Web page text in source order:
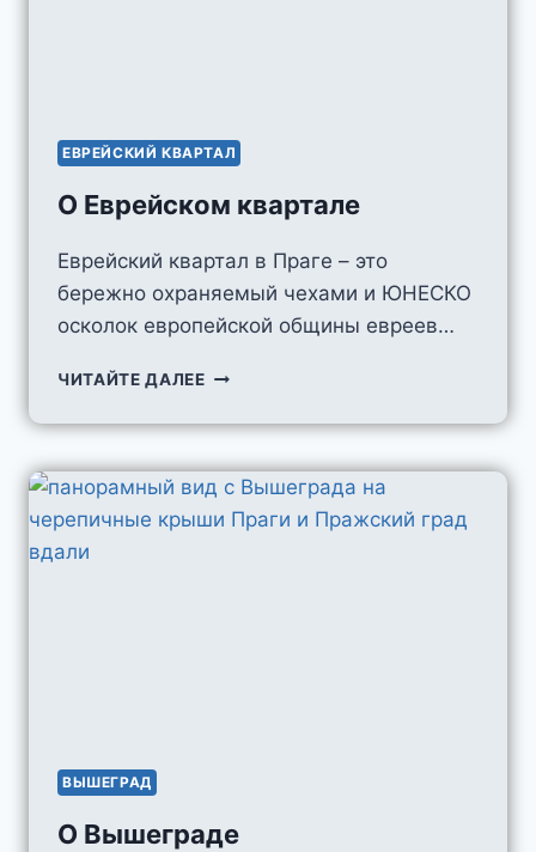
ЕВРЕЙСКИЙ КВАРТАЛ
О Еврейском квартале
Еврейский квартал в Праге – это
бережно охраняемый чехами и ЮНЕСКО
осколок европейской общины евреев…
ЧИТАЙТЕ ДАЛЕЕО
КВАРТАЛЕ
ВЫШЕГРАД
О Вышеграде